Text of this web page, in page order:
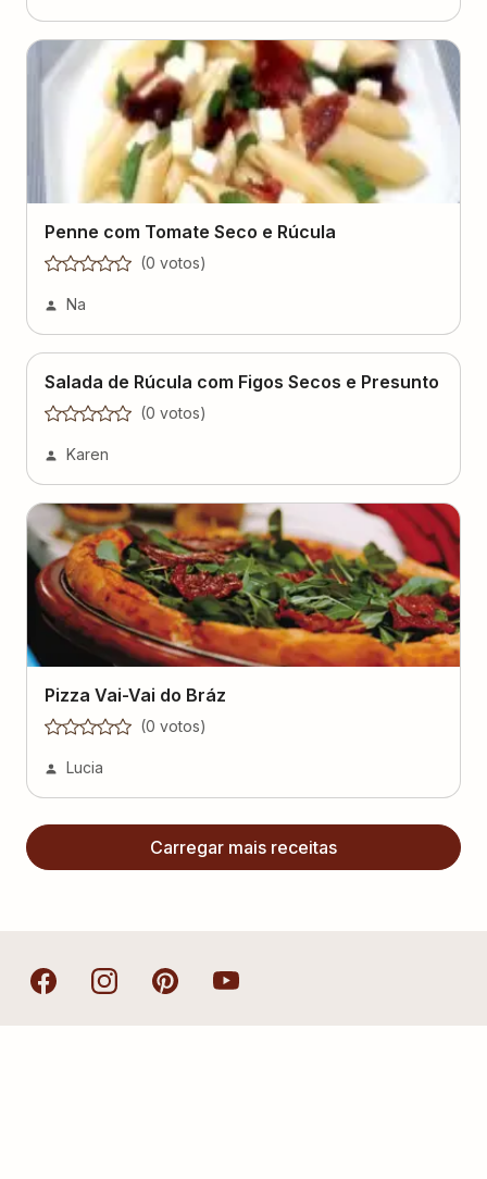
Penne com Tomate Seco e Rúcula
0 votos)
Na
Salada de Rúcula com Figos Secos e Presunto
(0voto s)
Karen
Pizza Vai-Vai do Bráz
(0 votos)
Lucia
Carregar mais receitas